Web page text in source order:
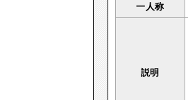
一人称
説明